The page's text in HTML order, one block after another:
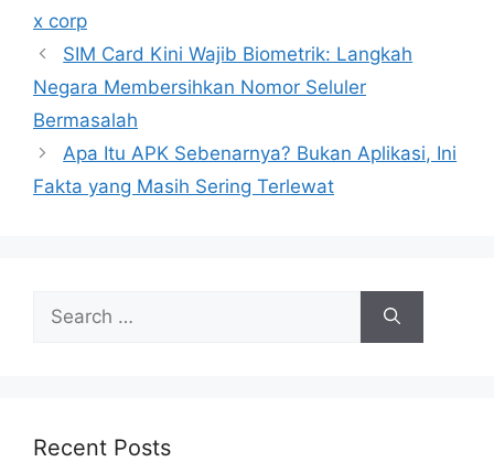
s
x corp
SIM Card Kini Wajib Biometrik: Langkah
Negara Membersihkan Nomor Seluler
Bermasalah
Apa Itu APK Sebenarnya? Bukan Aplikasi, Ini
Fakta yang Masih Sering Terlewat
h
Recent Posts